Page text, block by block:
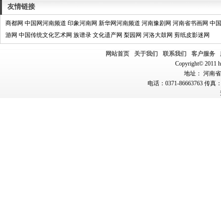
友情链接
商都网 中国网河南频道 印象河南网 新华网河南频道 河南豫剧网 河南省书画网 中
游网 中国传统文化艺术网 族谱录 文化遗产网 梨园网 河洛大鼓网 剪纸皮影迷网
网站首页 关于我们 联系我们 客户服务
Copyright© 2011
地址： 河南
电话：0371-86663763 传真